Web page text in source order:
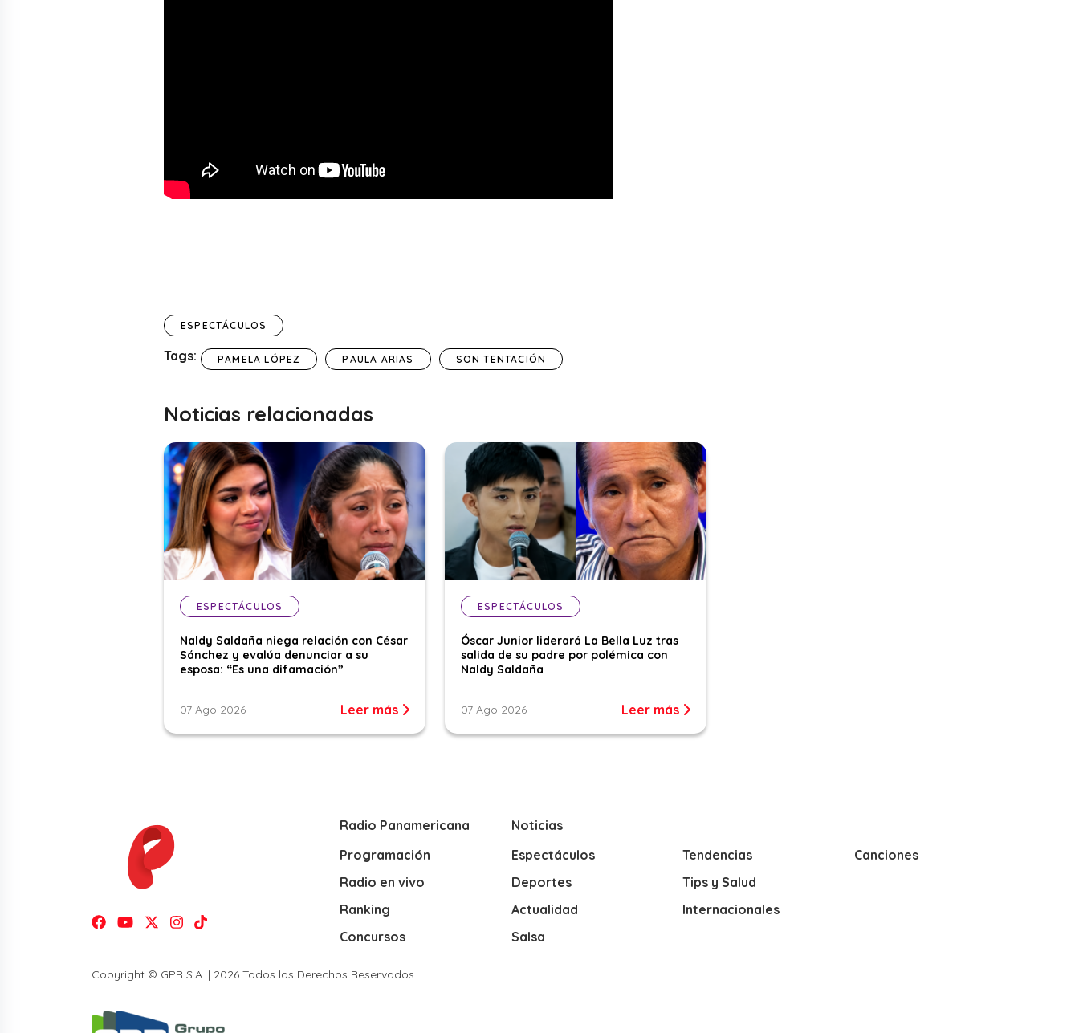
ESPECTÁCULOS
Tags: PAMELA LÓPEZ PAULA ARIAS SON TENTACIÓN
Noticias relacionadas
ESPECTÁCULOS
Naldy Saldaña niega relación con César
Sánchez y evalúa denunciar a su
esposa: “Es una difamación”
07 Ago 2026 Leer más
ESPECTÁCULOS
Óscar Junior liderará La Bella Luz tras
salida de su padre por polémica con
Naldy Saldaña
07 Ago 2026 Leer más
Radio Panamericana
Programación
Radio en vivo
Ranking
Concursos
Noticias
Espectáculos
Deportes
Actualidad
Salsa
Tendencias
Tips y Salud
Internacionales
Canciones
Copyright © GPR S.A. | 2026 Todos los Derechos Reservados.